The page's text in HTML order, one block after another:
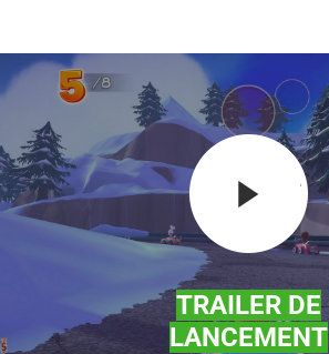
TRAILER DE
LANCEMENT